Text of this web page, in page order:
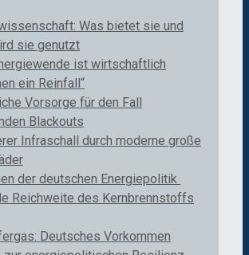
Was bietet sie und
sie genutzt
ist wirtschaftlich
ein Reinfall“
Vorsorge für den Fall
Blackouts
Infraschall durch moderne große
der deutschen Energiepolitik
Reichweite des Kernbrennstoffs
Deutsches Vorkommen